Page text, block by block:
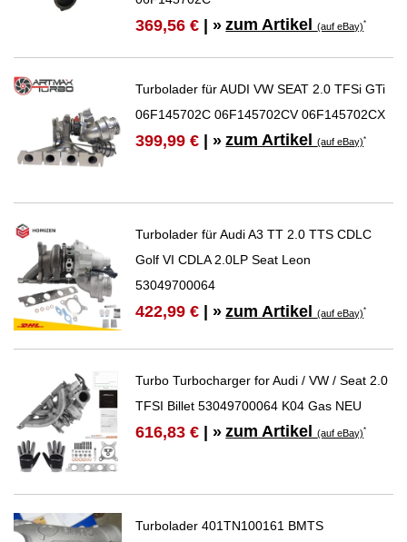
369,56 € | » zum Artikel(auf eBay)*
Turbolader für AUDI VW SEAT 2.0 TFSi GTi
06F145702C 06F145702CV 06F145702CX
399,99 € | » zum Artikel(auf eBay)*
Turbolader für Audi A3 TT 2.0 TTS CDLC
Golf VI CDLA 2.0LP Seat Leon
53049700064
422,99 € | » zum Artikel(auf eBay)*
Turbo Turbocharger for Audi / VW / Seat 2.0
TFSI Billet 53049700064 K04 Gas NEU
616,83 € | » zum Artikel(auf eBay)*
Turbolader 401TN100161 BMTS